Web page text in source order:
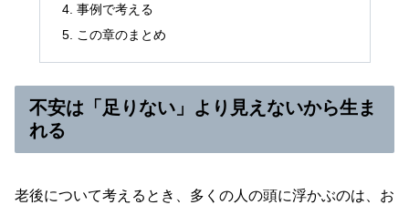
事例で考える
この章のまとめ
不安は「足りない」より見えないから生ま
れる
老後について考えるとき、多くの人の頭に浮かぶのは、お